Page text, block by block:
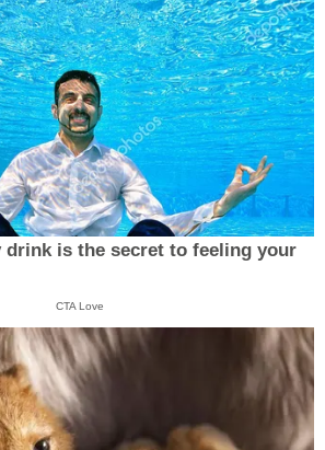
is the secret to feeling your
CTA Love